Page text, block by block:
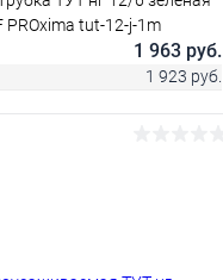
PROxima tut-12-j-1m
1 963 руб.
1 923 руб.